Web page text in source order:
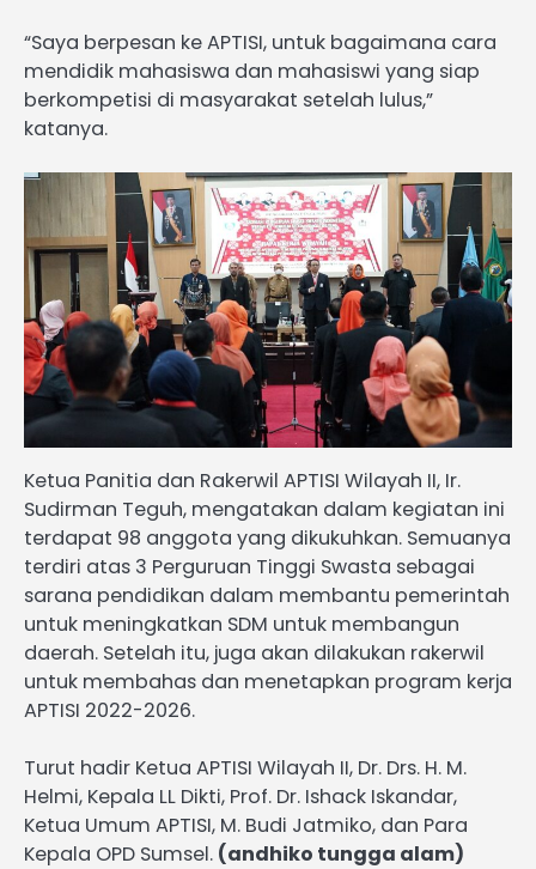
“Saya berpesan ke APTISI, untuk bagaimana cara
mendidik mahasiswa dan mahasiswi yang siap
berkompetisi di masyarakat setelah lulus,”
katanya.
Ketua Panitia dan Rakerwil APTISI Wilayah II, Ir.
Sudirman Teguh, mengatakan dalam kegiatan ini
terdapat 98 anggota yang dikukuhkan. Semuanya
terdiri atas 3 Perguruan Tinggi Swasta sebagai
sarana pendidikan dalam membantu pemerintah
untuk meningkatkan SDM untuk membangun
daerah. Setelah itu, juga akan dilakukan rakerwil
untuk membahas dan menetapkan program kerja
APTISI 2022-2026.
Turut hadir Ketua APTISI Wilayah II, Dr. Drs. H. M.
Helmi, Kepala LL Dikti, Prof. Dr. Ishack Iskandar,
Ketua Umum APTISI, M. Budi Jatmiko, dan Para
Kepala OPD Sumsel. (andhiko tungga alam)